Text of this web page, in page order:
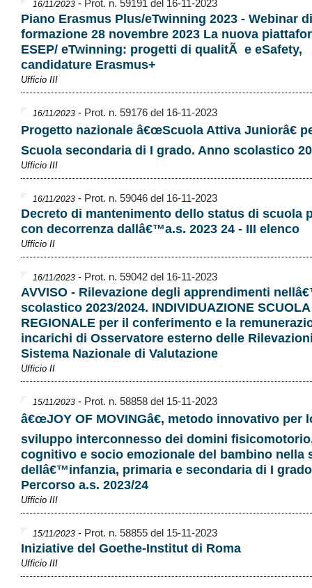
16/11/2023 - Prot. n. 59191 del 16-11-2023
Piano Erasmus Plus/eTwinning 2023 - Webinar di
formazione 28 novembre 2023 La nuova
ESEP/ eTwinning: progetti di qualitÃ e eSafety,
candidature Erasmus+
Ufficio III
16/11/2023 - Prot. n. 59176 del 16-11-2023
Progetto nazionale â€œScuola Attiva Juniorâ€
Scuola secondaria di I grado. Anno scolastico
Ufficio III
16/11/2023 - Prot. n. 59046 del 16-11-2023
Decreto di mantenimento dello status di scuola
con decorrenza dallâ€™a.s. 2023 24 - III elenco
Ufficio II
16/11/2023 - Prot. n. 59042 del 16-11-2023
AVVISO - Rilevazione degli apprendimenti
scolastico 2023/2024. INDIVIDUAZIONE
REGIONALE per il conferimento e la
incarichi di Osservatore esterno delle
Sistema Nazionale di Valutazione
Ufficio II
15/11/2023 - Prot. n. 58858 del 15-11-2023
â€œJOY OF MOVINGâ€, metodo innovativo per
sviluppo interconnesso dei domini
cognitivo e socio emozionale del bambino nella
dellâ€™infanzia, primaria e secondaria di I
Percorso a.s. 2023/24
Ufficio III
15/11/2023 - Prot. n. 58855 del 15-11-2023
Iniziative del Goethe-Institut di Roma
Ufficio III